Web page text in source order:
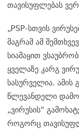
თავისუფლებას
„PSP-სთვის
მაგრამ ამ
სიამაყით
ყველაზე კარგ
სასურველია. ამის
წლევანდელი
„ვირუსის“
როგორც